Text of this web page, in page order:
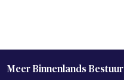
Meer Binnenlands Bestuur